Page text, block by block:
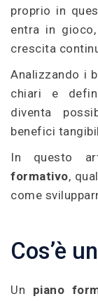
proprio in
entra in
crescita
Analizzando i
chiari e
diventa
benefici
In questo
formativo,
come
Cos’è
Un piano